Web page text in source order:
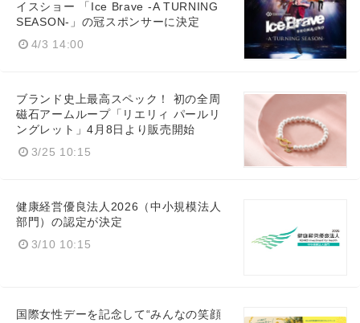
イスショー 「Ice Brave -A TURNING
SEASON-」の冠スポンサーに決定
4/3 14:00
ブランド史上最高スペック！ 初の全周
磁石アームループ「リエリィ パールリ
ングレット」4月8日より販売開始
3/25 10:15
健康経営優良法人2026（中小規模法人
部門）の認定が決定
3/10 10:15
国際女性デーを記念して“みんなの笑顔